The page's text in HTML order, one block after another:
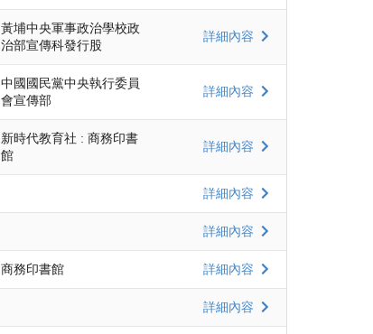
黃埔中央軍事政治學校政
治部宣傳科發行股
詳細內容
中國國民黨中央執行委員
會宣傳部
詳細內容
新時代教育社 : 商務印書
館
詳細內容
詳細內容
詳細內容
商務印書館 詳細內容
詳細內容